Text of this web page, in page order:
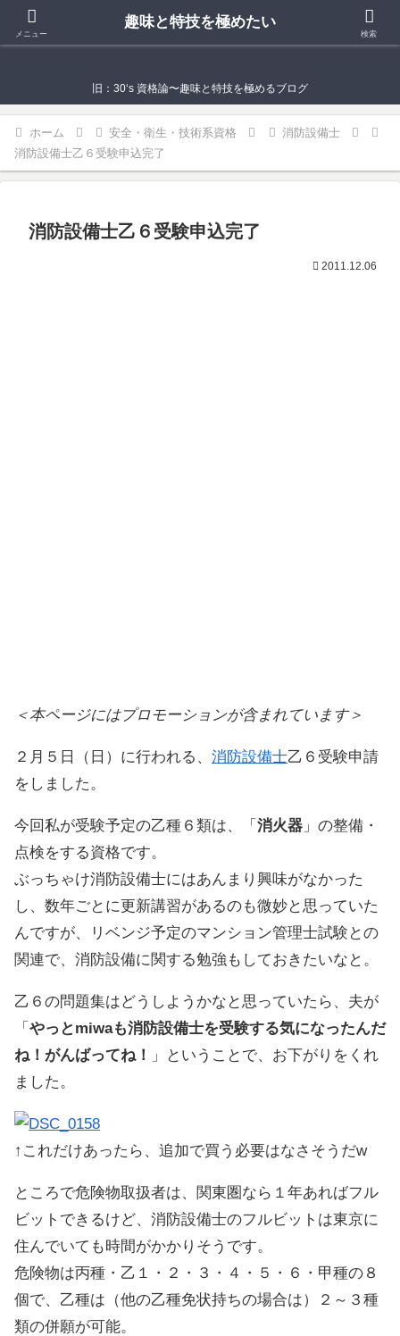
趣味と特技を極めたい
旧：30‘s 資格論〜趣味と特技を極めるブログ
ホーム 安全・衛生・技術系資格
消防設備士
消防設備士乙６受験申込完了
消防設備士乙６受験申込完了
2011.12.06
＜本ページにはプロモーションが含まれています＞
２月５日（日）に行われる、 消防設備士乙６受験申請
をしました。
今回私が受験予定の乙種６類は、「 消火器 」の整備・
点検をする資格です。
ぶっちゃけ消防設備士にはあんまり興味がなかった
し、数年ごとに更新講習があるのも微妙と思っていた
んですが、リベンジ予定のマンション管理士試験との
関連で、消防設備に関する勉強もしておきたいなと。
乙６の問題集はどうしようかなと思っていたら、夫が
「 やっとmiwaも消防設備士を受験する気になったんだ
ね！がんばってね！
」ということで、お下がりをくれ
ました。
↑これだけあったら、追加で買う必要はなさそうだw
ところで危険物取扱者は、関東圏なら１年あればフル
ビットできるけど、消防設備士のフルビットは東京に
住んでいても時間がかかりそうです。
危険物は丙種・乙１・２・３・４・５・６・甲種の８
個で、乙種は（他の乙種免状持ちの場合は）２～３種
類の併願が可能。
メニュー
趣味と特技を極めたい
検索